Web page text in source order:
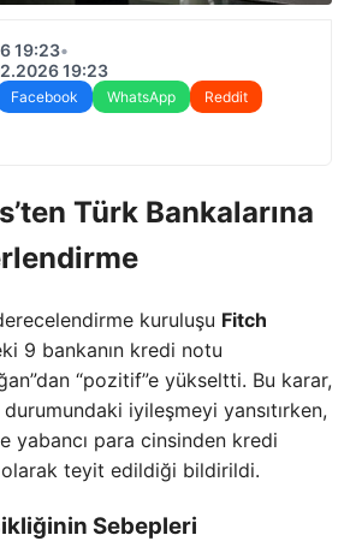
19:23•
19:23
Facebook WhatsApp
Reddit
Türk Bankalarına
kuruluşu Fitch
9 bankanın kredi notu
“pozitif”e yükseltti. Bu karar,
iyileşmeyi yansıtırken,
yabancı para cinsinden kredi
olarak teyit edildiği bildirildi.
Sebepleri